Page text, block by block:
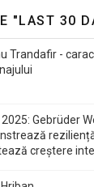
"LAST 30
Trandafir -
Gebrüder
creștere